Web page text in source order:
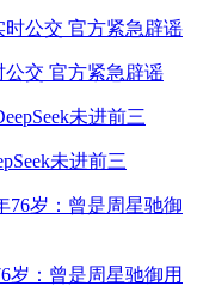
交 官方紧急辟谣
未进前三
岁：曾是周星驰御用